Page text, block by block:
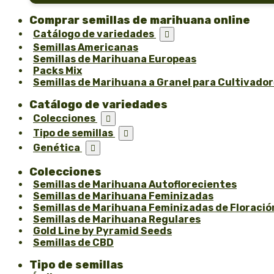
Comprar semillas de marihuana online
Catálogo de variedades 
Semillas Americanas
Semillas de Marihuana Europeas
Packs Mix
Semillas de Marihuana a Granel para
Catálogo de variedades
Colecciones 
Tipo de semillas 
Genética 
Colecciones
Semillas de Marihuana Autoflorecientes
Semillas de Marihuana Feminizadas
Semillas de Marihuana Feminizadas de
Semillas de Marihuana Regulares
Gold Line by Pyramid Seeds
Semillas de CBD
Tipo de semillas